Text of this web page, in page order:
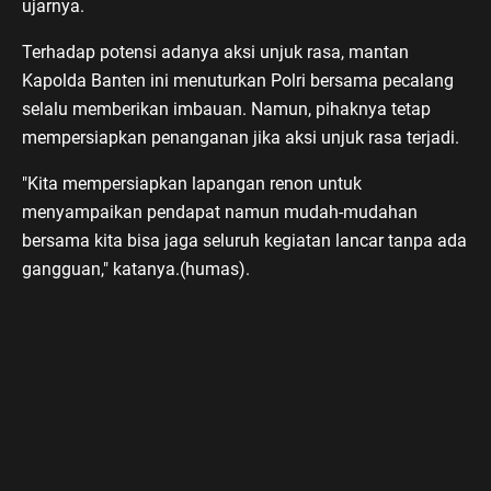
ujarnya.
Terhadap potensi adanya aksi unjuk rasa, mantan
Kapolda Banten ini menuturkan Polri bersama pecalang
selalu memberikan imbauan. Namun, pihaknya tetap
mempersiapkan penanganan jika aksi unjuk rasa terjadi.
"Kita mempersiapkan lapangan renon untuk
menyampaikan pendapat namun mudah-mudahan
bersama kita bisa jaga seluruh kegiatan lancar tanpa ada
gangguan," katanya.(humas).